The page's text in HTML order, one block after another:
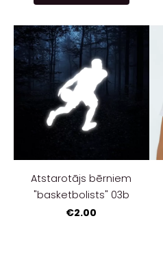
Atstarotājs bērniem
"basketbolists" 03b
€2.00